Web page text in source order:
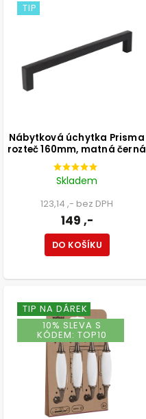
TIP
Nábytková úchytka Prisma
rozteč 160mm, matná černá
Skladem
123,14 ,- bez DPH
149 ,-
DO KOŠÍKU
TIP NA DÁREK
10% SLEVA S
KÓDEM: TOP10